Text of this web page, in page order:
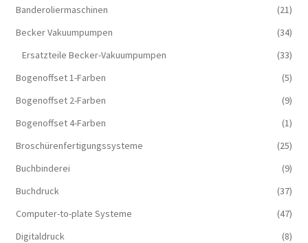
Banderoliermaschinen
(21)
Becker Vakuumpumpen
(34)
Ersatzteile Becker-Vakuumpumpen
(33)
Bogenoffset 1-Farben
(5)
Bogenoffset 2-Farben
(9)
Bogenoffset 4-Farben
(1)
Broschürenfertigungssysteme
(25)
Buchbinderei
(9)
Buchdruck
(37)
Computer-to-plate Systeme
(47)
Digitaldruck
(8)